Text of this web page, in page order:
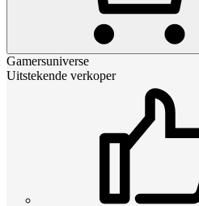
Gamersuniverse
Uitstekende verkoper